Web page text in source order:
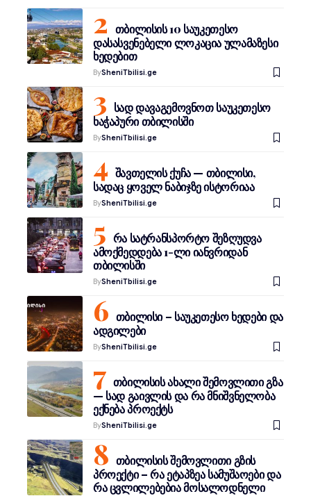
თბილისის 10 საუკეთესო
დასასვენებელი ლოკაცია ულამაზესი
ხედებით
BySheniTbilisi.ge
სად დავაგემოვნოთ საუკეთესო
ხაჭაპური თბილისში
BySheniTbilisi.ge
შავთელის ქუჩა — თბილისი,
სადაც ყოველ ნაბიჯზე ისტორიაა
BySheniTbilisi.ge
რა სატრანსპორტო შეზღუდვა
ამოქმედდება 1-ლი იანვრიდან
თბილისში
BySheniTbilisi.ge
თბილისი – საუკეთესო ხედები და
ადგილები
BySheniTbilisi.ge
თბილისის ახალი შემოვლითი გზა
— სად გაივლის და რა მნიშვნელობა
ექნება პროექტს
BySheniTbilisi.ge
თბილისის შემოვლითი გზის
პროექტი – რა ეტაპზეა სამუშაოები და
რა ცვლილებებია მოსალოდნელი